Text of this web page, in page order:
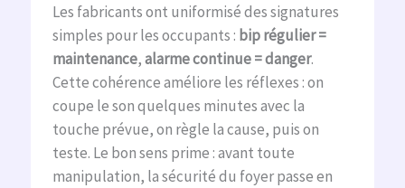
Les fabricants ont uniformisé des signatures
simples pour les occupants : bip régulier =
maintenance,alarme continue = danger.
Cette cohérence améliore les réflexes : on
coupe le son quelques minutes avec la
touche prévue, on règle la cause, puis on
teste. Le bon sens prime : avant toute
manipulation, la sécurité du foyer passe en